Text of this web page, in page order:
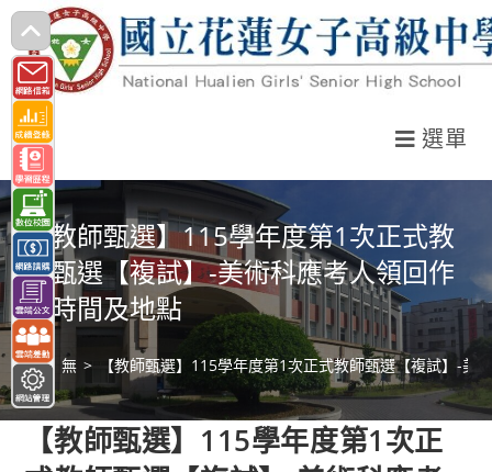
跳
轉
至
主
要
內
容
選單
【教師甄選】115學年度第1次正式教
師甄選【複試】-美術科應考人領回作
品時間及地點
> 無 > 【教師甄選】115學年度第1次正式教師甄選【複試】-美
【教師甄選】115學年度第1次正